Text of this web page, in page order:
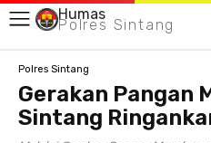
Humas
Polres Sintang
Polres Sintang
Gerakan Pangan
Sintang